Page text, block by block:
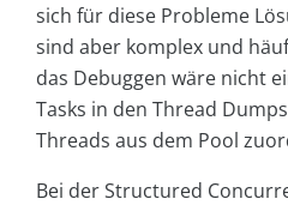
sich für diese Probleme
sind aber komplex und
das Debuggen wäre nicht
Tasks in den Thread
Threads aus dem Pool
Bei der Structured